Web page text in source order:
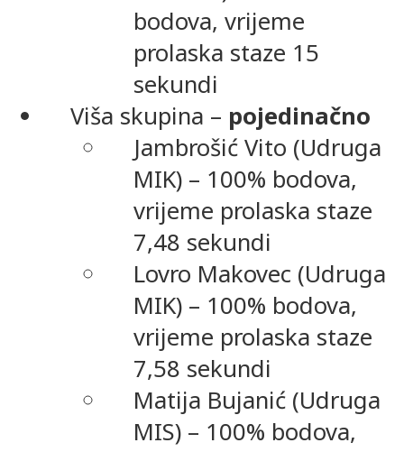
bodova, vrijeme
prolaska staze 15
sekundi
Viša skupina – pojedinačno
Jambrošić Vito (Udruga
MIK) – 100% bodova,
vrijeme prolaska staze
7,48 sekundi
Lovro Makovec (Udruga
MIK) – 100% bodova,
vrijeme prolaska staze
7,58 sekundi
Matija Bujanić (Udruga
MIS) – 100% bodova,